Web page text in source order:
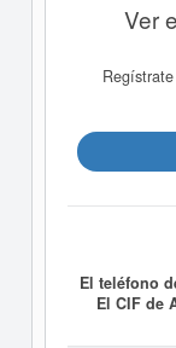
Ver
El teléfono
El CIF de